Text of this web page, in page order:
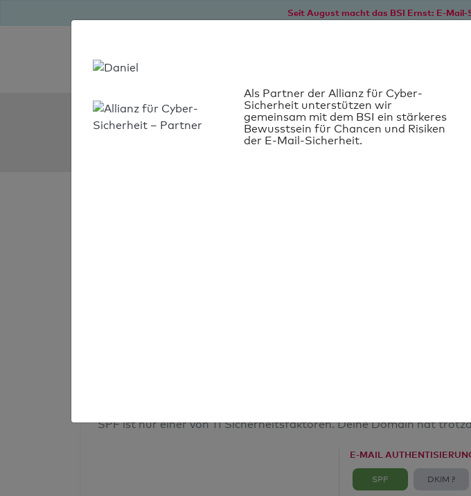
Seit August macht das BSI Ernst: E-
SPF Check:
Syntaxprüfung:
SPF ist nur einer von 11 Sicherheitsfaktoren. Deine Domain hat
E-MAIL
SPF DKIM ?
Als Partner der Allianz für Cyber-
Sicherheit unterstützen wir
gemeinsam mit dem BSI ein stärkeres
Bewusstsein für Chancen und Risiken
der E-Mail-Sicherheit.